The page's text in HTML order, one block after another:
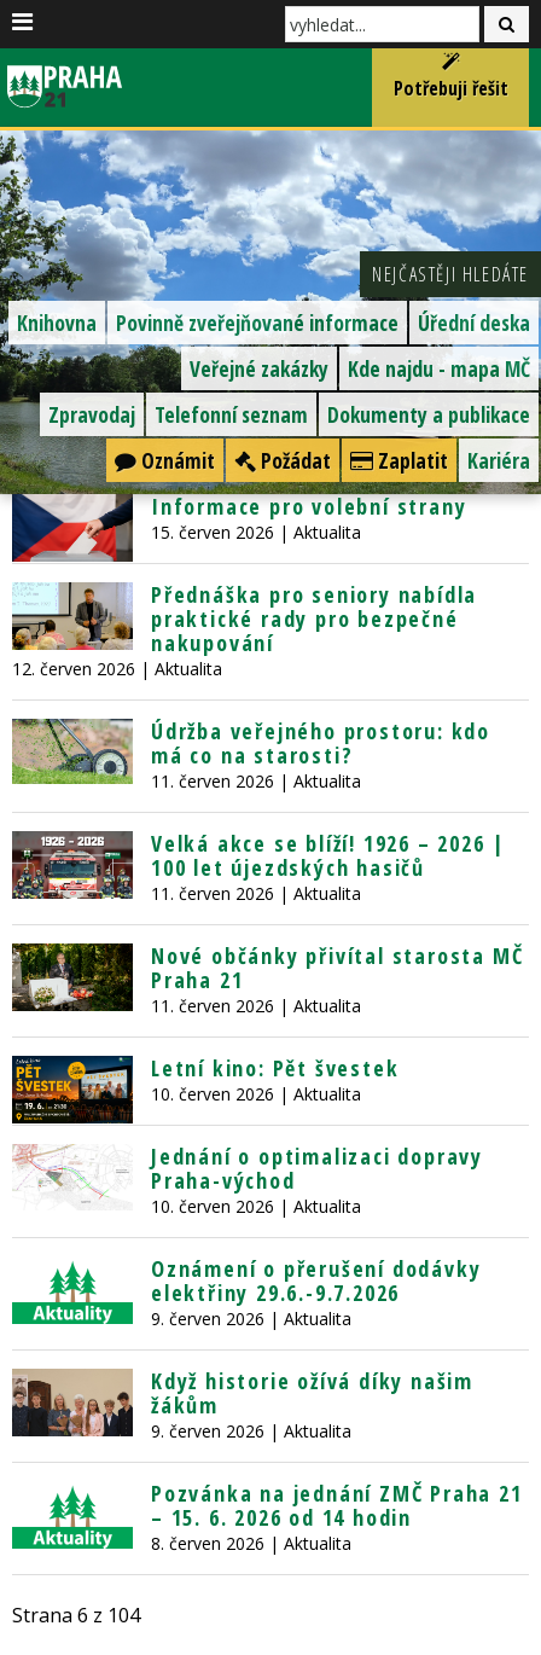
Potřebuji řešit
NEJČASTĚJI HLEDÁTE
Úřední deska
Povinně zveřejňované informace
Knihovna
Kde najdu - mapa MČ
Veřejné zakázky
Dokumenty a publikace
Telefonní seznam
Zpravodaj
Kariéra
Zaplatit
Požádat
Oznámit
Informace pro volební strany
15. červen 2026 | Aktualita
Přednáška pro seniory nabídla
praktické rady pro bezpečné
nakupování
12. červen 2026 | Aktualita
Údržba veřejného prostoru: kdo
má co na starosti?
11. červen 2026 | Aktualita
Velká akce se blíží! 1926 – 2026 |
100 let újezdských hasičů
11. červen 2026 | Aktualita
Nové občánky přivítal starosta MČ
Praha 21
11. červen 2026 | Aktualita
Letní kino: Pět švestek
10. červen 2026 | Aktualita
Jednání o optimalizaci dopravy
Praha-východ
10. červen 2026 | Aktualita
Oznámení o přerušení dodávky
elektřiny 29.6.-9.7.2026
9. červen 2026 | Aktualita
Když historie ožívá díky našim
žákům
9. červen 2026 | Aktualita
Pozvánka na jednání ZMČ Praha 21
– 15. 6. 2026 od 14 hodin
8. červen 2026 | Aktualita
Strana 6 z 104